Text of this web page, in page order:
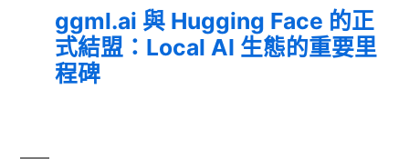
ggml.ai 與 Hugging Face 的正
式結盟：Local AI 生態的重要里
程碑